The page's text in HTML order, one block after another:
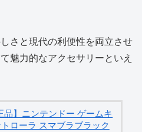
さと現代の利便性を両立させ
魅力的なアクセサリーといえ
品】ニンテンドー ゲームキ
ローラ スマブラブラック